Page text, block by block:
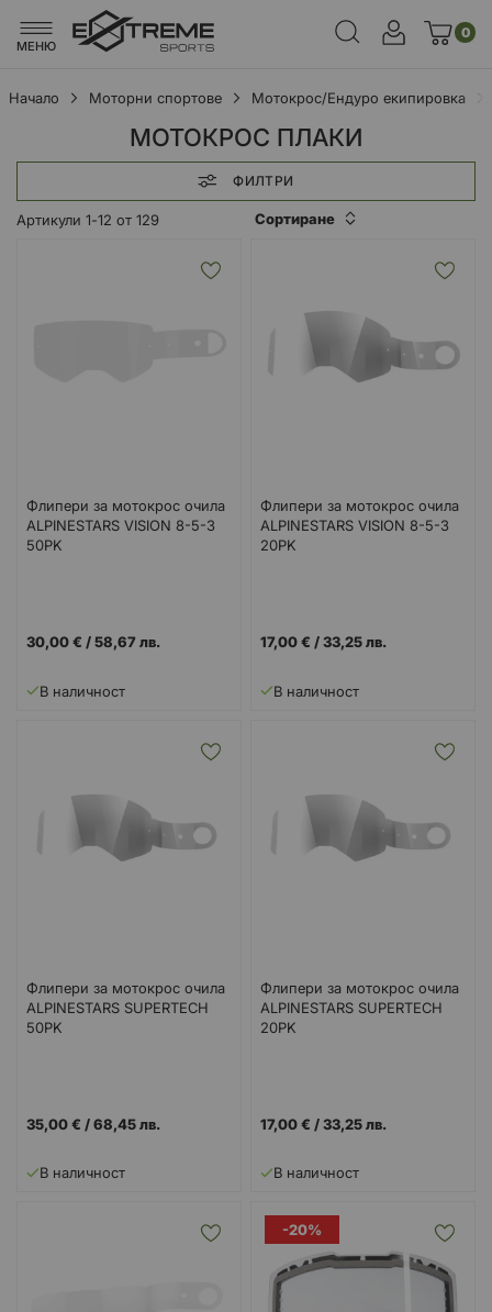
МЕНЮ
0
Начало Моторни спортове Мотокрос/Ендуро екипировка
МОТОКРОС ПЛАКИ
ФИЛТРИ
Артикули 1-12 от 129 Сортиране
Флипери за мотокрос очила
ALPINESTARS VISION 8-5-3
50PK
30,00 € /58,67 лв.
В наличност
Флипери за мотокрос очила
ALPINESTARS VISION 8-5-3
20PK
17,00 € /33,25 лв.
В наличност
Флипери за мотокрос очила
ALPINESTARS SUPERTECH
50PK
35,00 € /68,45 лв.
В наличност
Флипери за мотокрос очила
ALPINESTARS SUPERTECH
20PK
17,00 € /33,25 лв.
В наличност
-20%